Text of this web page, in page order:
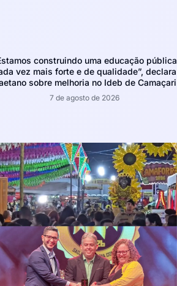
construindo uma educação pública
vez mais forte e de qualidade”, declara
sobre melhoria no Ideb de Camaçari
7 de agosto de 2026